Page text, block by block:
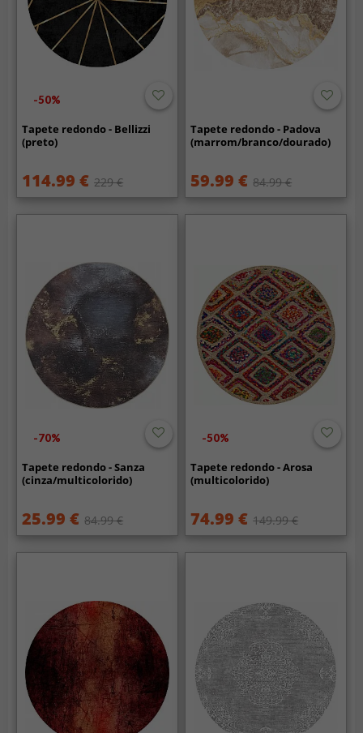
-50%
Tapete redondo - Bellizzi
(preto)
114.99 € 229 €
Tapete redondo - Padova
(marrom/branco/dourado)
59.99 € 84.99 €
-70%
Tapete redondo - Sanza
(cinza/multicolorido)
25.99 € 84.99 €
-50%
Tapete redondo - Arosa
(multicolorido)
74.99 € 149.99 €